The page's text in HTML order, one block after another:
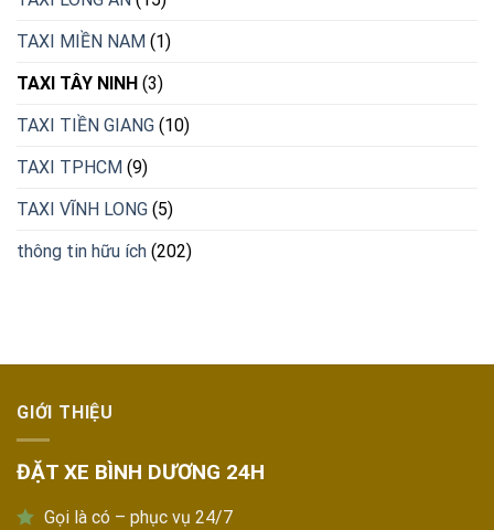
TAXI MIỀN NAM (1)
TAXI TÂY NINH (3)
TAXI TIỀN GIANG (10)
TAXI TPHCM (9)
TAXI VĨNH LONG (5)
thông tin hữu ích (202)
GIỚI THIỆU
ĐẶT XE BÌNH DƯƠNG 24H
Gọi là có – phục vụ 24/7